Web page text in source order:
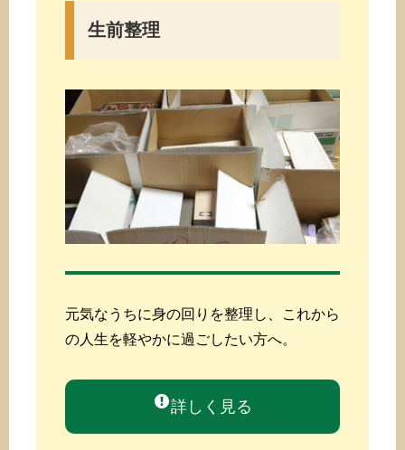
生前整理
元気なうちに身の回りを整理し、これから
の人生を軽やかに過ごしたい方へ。
詳しく見る